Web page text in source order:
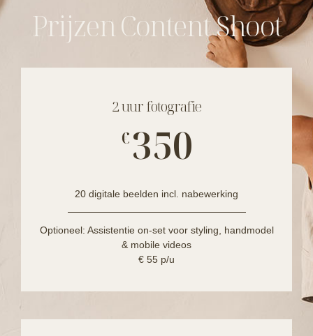
Prijzen Content Shoot
2 uur fotografie
€350
20 digitale beelden incl. nabewerking
Optioneel: Assistentie on-set voor styling, handmodel
& mobile videos
€ 55 p/u